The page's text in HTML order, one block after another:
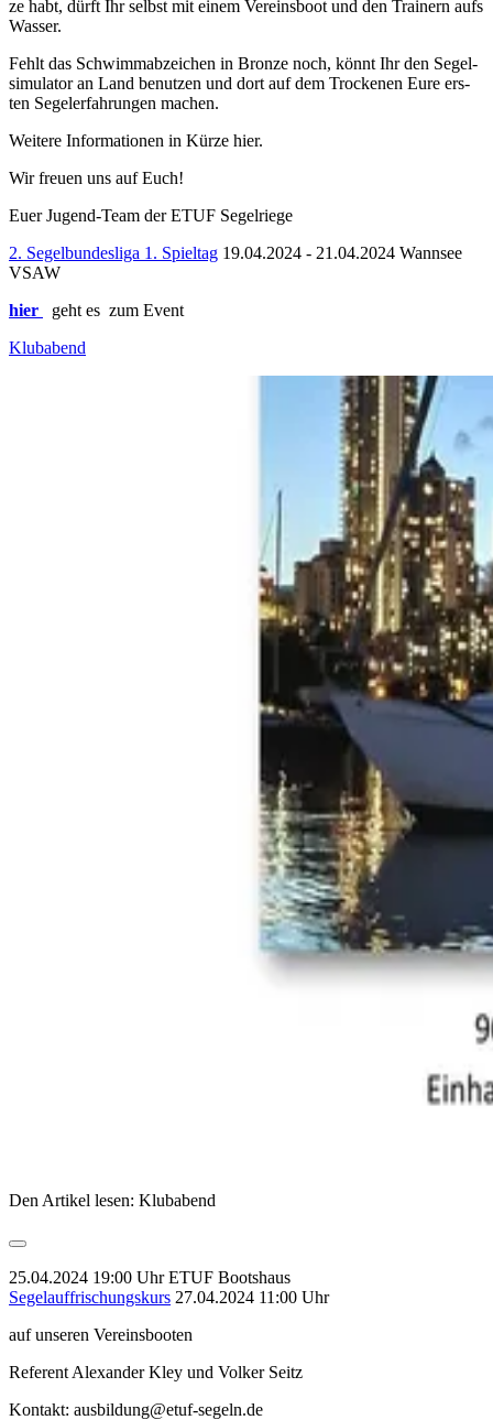
ze habt, dürft Ihr selbst mit einem Ver­eins­boot und den Trai­nern aufs
Was­ser.
Fehlt das Schwimm­ab­zei­chen in Bron­ze noch, könnt Ihr den Se­gel­
si­mu­la­tor an Land be­nut­zen und dort auf dem Tro­cke­nen Eure ers­
ten Se­gel­erfah­run­gen ma­chen.
Wei­te­re In­for­ma­tio­nen in Kürze hier.
Wir freu­en uns auf Euch!
Euer Ju­gend-Team der ETUF Se­gel­rie­ge
2. Segelbundesliga 1. Spieltag 19.04.2024 - 21.04.2024 Wannsee
VSAW
hier
geht es zum Event
Klubabend
Den Artikel lesen: Klubabend
25.04.2024 19:00 Uhr ETUF Bootshaus
Segelauffrischungskurs 27.04.2024 11:00 Uhr
auf unseren Vereinsbooten
Referent Alexander Kley und Volker Seitz
Kontakt: ausbildung@etuf-segeln.de